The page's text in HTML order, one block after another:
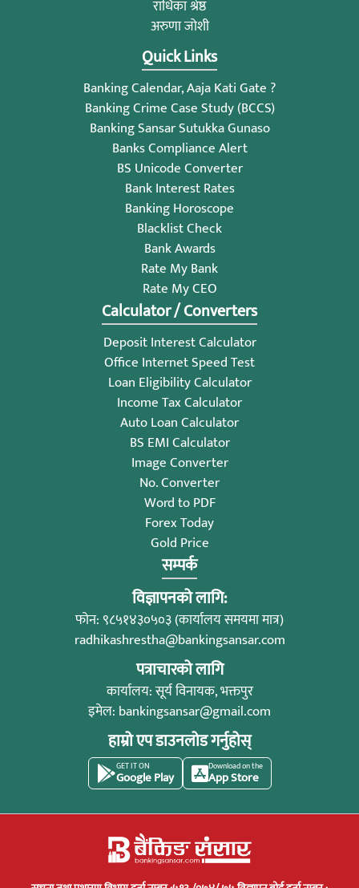
राधिका श्रेष्ठ
अरुणा जोशी
Quick Links
Banking Calendar, Aaja Kati Gate ?
Banking Crime Case Study (BCCS)
Banking Sansar Sutukka Gunaso
Banks Compliance Alert
BS Unicode Converter
Bank Interest Rates
Banking Horoscope
Blacklist Check
Bank Awards
Rate My Bank
Rate My CEO
Calculator / Converters
Deposit Interest Calculator
Office Internet Speed Test
Loan Eligibility Calculator
Income Tax Calculator
Auto Loan Calculator
BS EMI Calculator
Image Converter
No. Converter
Word to PDF
Forex Today
Gold Price
सम्पर्क
विज्ञापनको लागि:
फोन: ९८५१४३०५०३ (कार्यालय समयमा मात्र)
radhikashrestha@bankingsansar.com
पत्राचारको लागि
कार्यालय: सूर्य विनायक, भक्तपुर
इमेल: bankingsansar@gmail.com
हाम्रो एप डाउनलोड गर्नुहोस्
GET IT ON
Google Play
Download on the
App Store